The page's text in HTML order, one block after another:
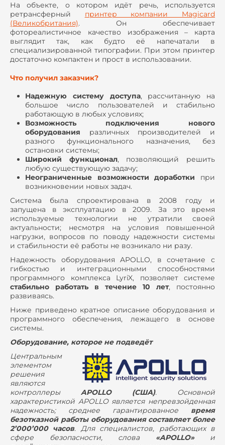
На объекте, о котором идёт речь, используется
ретрансферный принтер компании Magicard
(Великобритания). Он обеспечивает
фотореалистичное качество изображения – карта
выглядит так, как будто её напечатали в
специализированной типографии. При этом принтер
достаточно компактен и прост в использовании.
Что получил заказчик?
Надежную систему доступа, рассчитанную на
большое число пользователей и стабильно
работающую в любых условиях;
Возможность подключения нового
оборудования различных производителей и
разного функционального назначения, без
остановки системы;
Широкий функционал, позволяющий решить
любую существующую задачу;
Неограниченные возможности доработки при
возникновении новых задач.
Система была спроектирована в 2008 году и
запущена в эксплуатацию в 2009. За это время
используемые технологии не утратили своей
актуальности; несмотря на условия повышенной
нагрузки, вопросов по поводу надежности системы
и стабильности её работы не возникало ни разу.
Надежность оборудования APOLLO, в сочетание с
гибкостью и интеграционными способностями
программного комплекса LyriX, позволяет системе
стабильно работать в течение 10 лет, постоянно
развиваясь.
Ниже приведено кратное описание оборудования и
программного обеспечения, лежащего в основе
системы.
Оборудование, которое не подведёт
Центральным
элементом
решения
являются
контроллеры APOLLO (США). Основной
характеристикой APOLLO является непревзойденная
надежность; среднее гарантированное время
безотказной работы оборудования составляет более
2’000’000 часов. Для специалистов, работающих в
сфере безопасности, слова «APOLLO»и